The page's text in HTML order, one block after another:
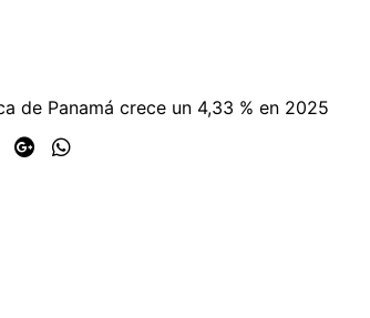
de Panamá crece un 4,33 % en 2025